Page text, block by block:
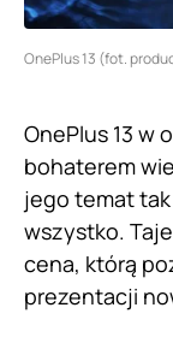
OnePlus 13 (fot.
OnePlus 13 w
bohaterem
jego temat
wszystko.
cena, którą
prezentacji